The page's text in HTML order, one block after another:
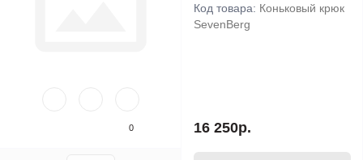
0
Код товара: Коньковый крюк
SevenBerg
16 250р.